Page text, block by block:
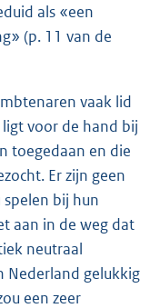
als «een
(p. 11 van de
vaak lid
voor de hand bij
toegedaan en die
Er zijn geen
bij hun
aan in de weg dat
neutraal
Nederland gelukkig
een zeer